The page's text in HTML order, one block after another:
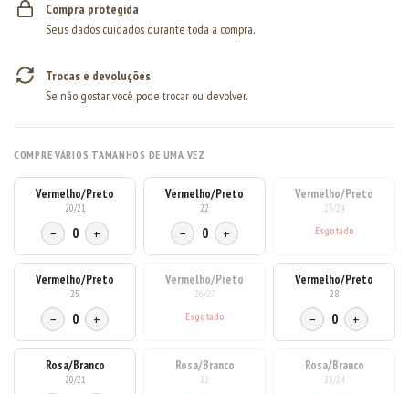
Compra protegida
Seus dados cuidados durante toda a compra.
Trocas e devoluções
Se não gostar, você pode trocar ou devolver.
COMPRE VÁRIOS TAMANHOS DE UMA VEZ
Vermelho/Preto
20/21
− 0 +
Vermelho/Preto
22
− 0 +
Vermelho/Preto
23/24
Vermelho/Preto
25
− 0 +
Vermelho/Preto
26/27
Vermelho/Preto
28
− 0 +
Rosa/Branco
20/21
Rosa/Branco
22
Rosa/Branco
23/24